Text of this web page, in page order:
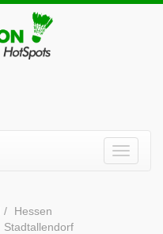
Hessen
Stadtallendorf